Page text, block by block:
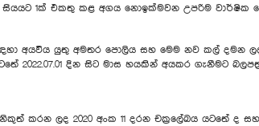
1ක් එකතු කළ අගය නොඉක්මවන උපරිම වාර්ෂික පොලී
අයවිය යුතු අමතර පොලිය සහ මෙම නව කල් දමන
දින සිට මාස හයකින් අයකර ගැනීමට
කරන ලද 2020 අංක 11 දරන චක්‍රලේඛය යටතේ ද